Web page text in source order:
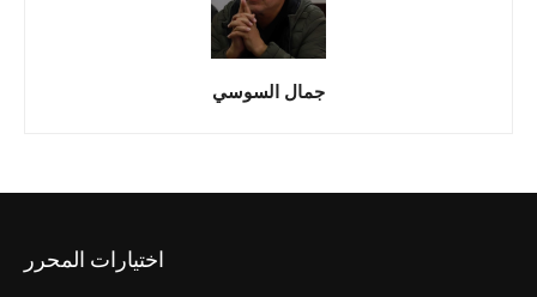
جمال السوسي
اختيارات المحرر